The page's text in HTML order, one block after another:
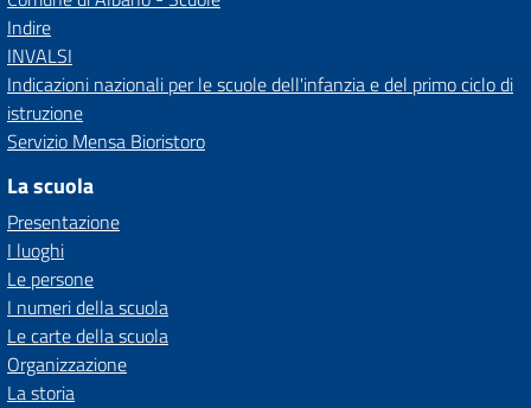
Indire
INVALSI
Indicazioni nazionali per le scuole dell'infanzia e del primo ciclo di
istruzione
Servizio Mensa Bioristoro
La scuola
Presentazione
I luoghi
Le persone
I numeri della scuola
Le carte della scuola
Organizzazione
La storia